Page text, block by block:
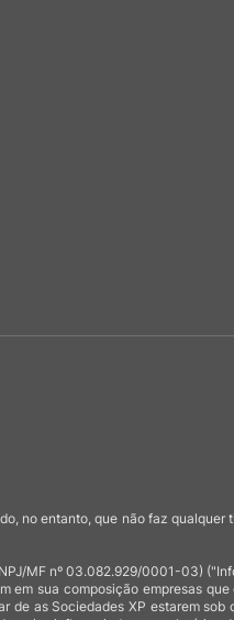
no entanto, que não faz
MF nº 03.082.929/0001-03)
sua composição empresas
as Sociedades XP estarem